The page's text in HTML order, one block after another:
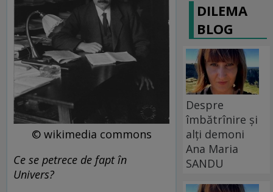
© wikimedia commons
Ce se petrece de fapt în
Univers?
DILEMA
BLOG
Despre
îmbătrînire și
alți demoni
Ana Maria
SANDU